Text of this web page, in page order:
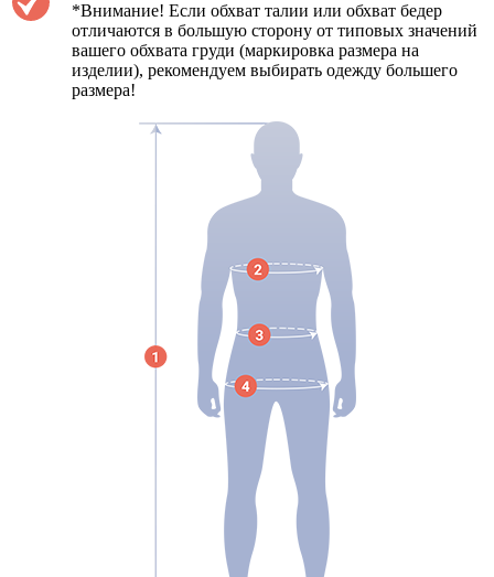
*Внимание! Если обхват талии или обхват бедер
отличаются в большую сторону от типовых значений
вашего обхвата груди (маркировка размера на
изделии), рекомендуем выбирать одежду большего
размера!